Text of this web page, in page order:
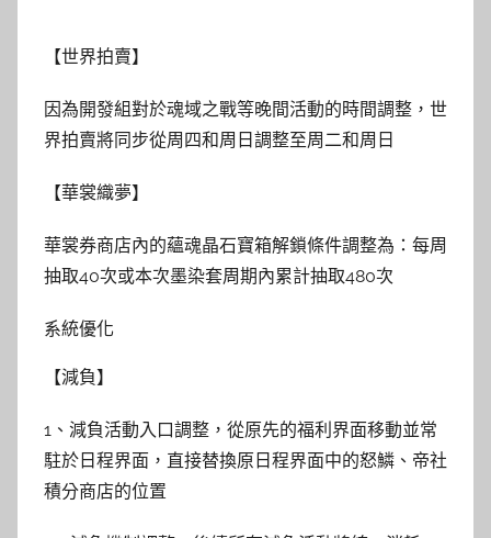
【世界拍賣】
因為開發組對於魂域之戰等晚間活動的時間調整，世
界拍賣將同步從周四和周日調整至周二和周日
【華裳織夢】
華裳券商店內的蘊魂晶石寶箱解鎖條件調整為：每周
抽取40次或本次墨染套周期內累計抽取480次
系統優化
【減負】
1、減負活動入口調整，從原先的福利界面移動並常
駐於日程界面，直接替換原日程界面中的怒鱗、帝社
積分商店的位置